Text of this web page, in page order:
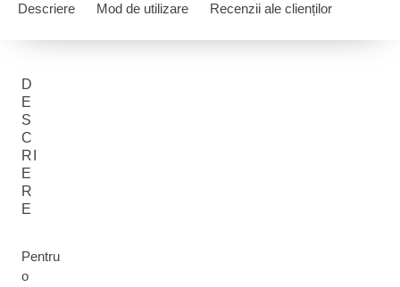
Descriere Mod de utilizare Recenzii ale clienților
D
E
S
C
RI
E
R
E
Pentru
o